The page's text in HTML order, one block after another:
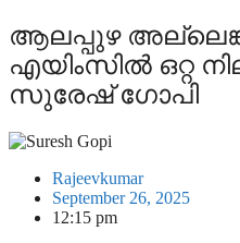
ആലപ്പുഴ
എയിംസില്‍ ഒറ്റ
സുരേഷ് ഗോപി
Rajeevkumar
September 26, 2025
12:15 pm